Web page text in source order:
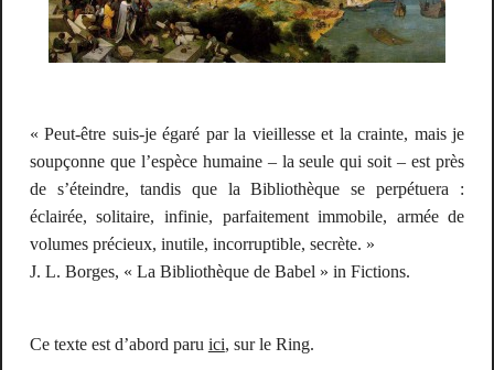
« Peut-être suis-je égaré par la vieillesse et la crainte, mais je
soupçonne que l’espèce humaine – la seule qui soit – est près
de s’éteindre, tandis que la Bibliothèque se perpétuera :
éclairée, solitaire, infinie, parfaitement immobile, armée de
volumes précieux, inutile, incorruptible, secrète. »
J. L. Borges, « La Bibliothèque de Babel » in Fictions.
Ce texte est d’abord paru ici, sur le Ring.